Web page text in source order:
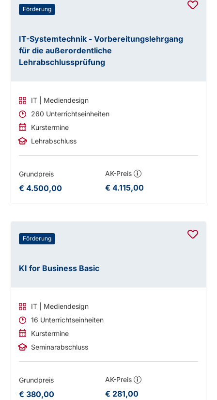
Förderung
IT-Systemtechnik - Vorbereitungslehrgang
für die außerordentliche
Lehrabschlussprüfung
IT | Mediendesign
260 Unterrichtseinheiten
Kurstermine
Lehrabschluss
Grundpreis
€ 4.500,00
AK-Preis i
€ 4.115,00
Förderung
KI for Business Basic
IT | Mediendesign
16 Unterrichtseinheiten
Kurstermine
Seminarabschluss
Grundpreis
€ 380,00
AK-Preis i
€ 281,00